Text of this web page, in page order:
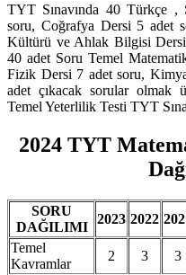
TYT Sınavında 40 Türkçe
soru, Coğrafya Dersi 5 adet
Kültürü ve Ahlak Bilgisi
40 adet Soru Temel
Fizik Dersi 7 adet soru,
adet çıkacak sorular olmak
Temel Yeterlilik Testi TYT
2024 TYT
SORU
DAĞILIMI
2023 2022
Temel
Kavramlar
2 3 3